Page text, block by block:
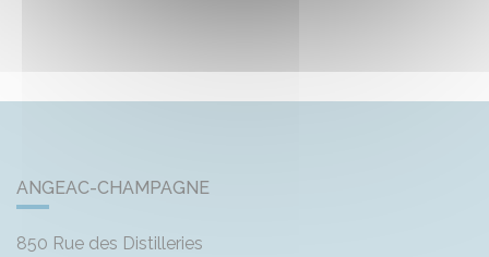
ANGEAC-CHAMPAGNE
850 Rue des Distilleries